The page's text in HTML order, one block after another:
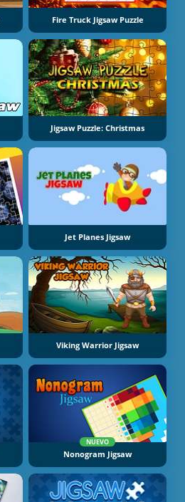
Fire Truck Jigsaw Puzzle
Jigsaw Puzzle: Christmas
Jet Planes Jigsaw
Viking Warrior Jigsaw
NUEVO
Nonogram Jigsaw